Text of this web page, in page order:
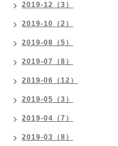
2019-12（3）
2019-10（2）
2019-08（5）
2019-07（8）
2019-06（12）
2019-05（3）
2019-04（7）
2019-03（8）